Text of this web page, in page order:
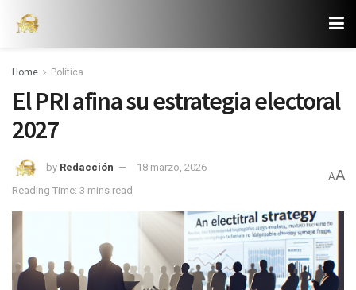
Home Política
El PRI afina su estrategia electoral
2027
by Redacción
18 marzo, 2026
Reading Time: 3 mins read
AA